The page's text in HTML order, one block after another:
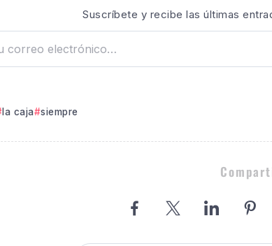
Suscríbete y recibe las últimas
la caja siempre